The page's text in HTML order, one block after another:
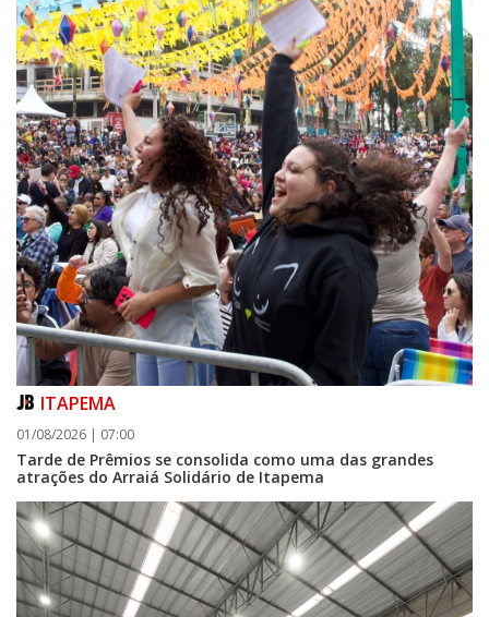
07/08/2026 | 07:00
Prefeitura de Itapema segue com credenciamento aberto para artistas e
produtores culturais
ITAPEMA
07/08/2026 | 07:00
Itapema se destaca no IDEB e conquista melhor resultado da região
ITAPEMA
01/08/2026 | 07:00
Tarde de Prêmios se consolida como uma das grandes
atrações do Arraiá Solidário de Itapema